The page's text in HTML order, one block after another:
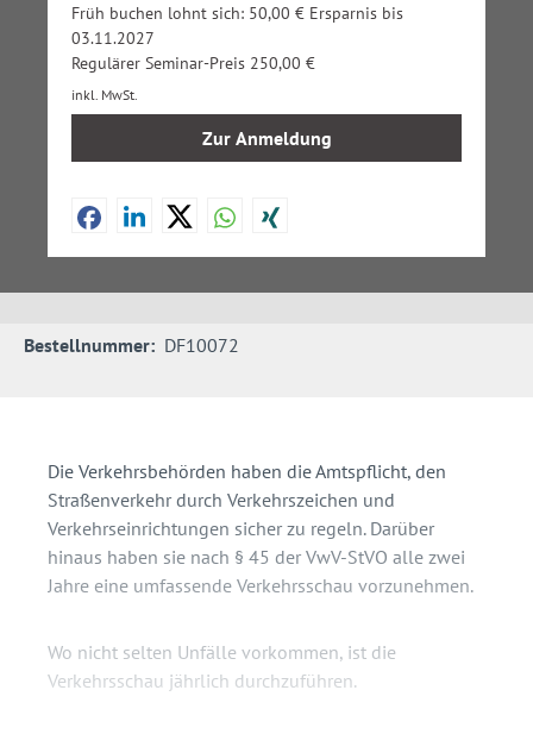
Früh buchen lohnt sich: 50,00 € Ersparnis bis
03.11.2027
Regulärer Seminar-Preis 250,00 €
inkl. MwSt.
Zur Anmeldung
Bestellnummer: DF10072
Die Verkehrsbehörden haben die Amtspflicht, den
Straßenverkehr durch Verkehrszeichen und
Verkehrseinrichtungen sicher zu regeln. Darüber
hinaus haben sie nach § 45 der VwV-StVO alle zwei
Jahre eine umfassende Verkehrsschau vorzunehmen.
Wo nicht selten Unfälle vorkommen, ist die
Verkehrsschau jährlich durchzuführen.